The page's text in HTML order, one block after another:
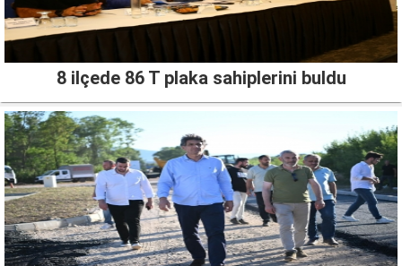
8 ilçede 86 T plaka sahiplerini buldu